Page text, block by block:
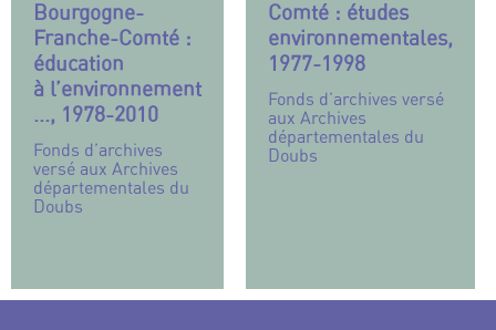
Bourgogne-
Franche-Comté :
éducation
à l’environnement
..., 1978-2010
Fonds d’archives
versé aux Archives
départementales du
Doubs
Comté : études
environnementales,
1977-1998
Fonds d’archives versé
aux Archives
départementales du
Doubs